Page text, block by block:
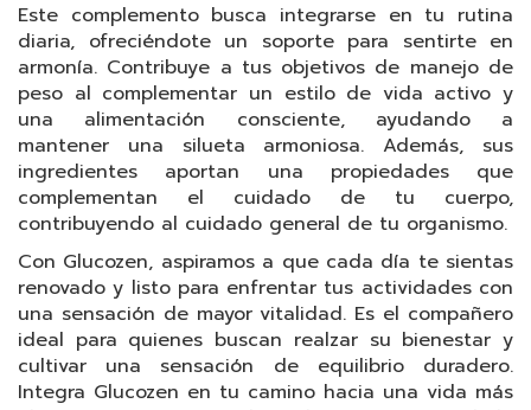
Este complemento busca integrarse en tu rutina
diaria, ofreciéndote un soporte para sentirte en
armonía. Contribuye a tus objetivos de manejo de
peso al complementar un estilo de vida activo y
una alimentación consciente, ayudando a
mantener una silueta armoniosa. Además, sus
ingredientes aportan una propiedades que
complementan el cuidado de tu cuerpo,
contribuyendo al cuidado general de tu organismo.
Con Glucozen, aspiramos a que cada día te sientas
renovado y listo para enfrentar tus actividades con
una sensación de mayor vitalidad. Es el compañero
ideal para quienes buscan realzar su bienestar y
cultivar una sensación de equilibrio duradero.
Integra Glucozen en tu camino hacia una vida más